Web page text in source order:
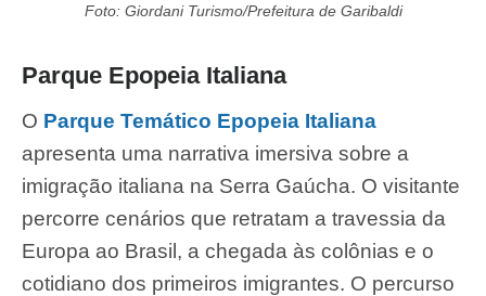
Foto: Giordani Turismo/Prefeitura de Garibaldi
Parque Epopeia Italiana
O Parque Temático Epopeia Italiana
apresenta uma narrativa imersiva sobre a
imigração italiana na Serra Gaúcha. O visitante
percorre cenários que retratam a travessia da
Europa ao Brasil, a chegada às colônias e o
cotidiano dos primeiros imigrantes. O percurso